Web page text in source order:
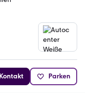
Kontakt Parken